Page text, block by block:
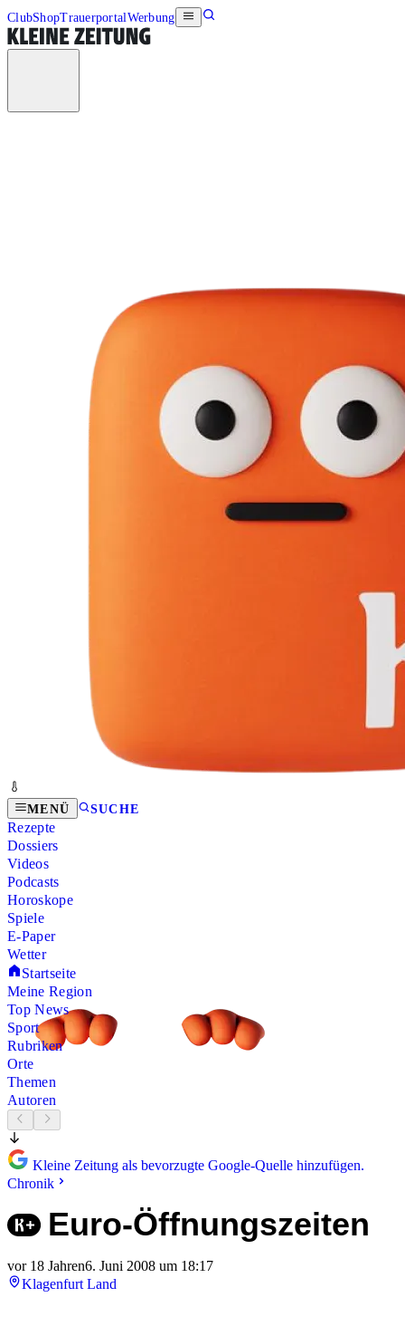
ClubShopTrauerportalWerbung
MENÜ SUCHE
Rezepte
Dossiers
Videos
Podcasts
Horoskope
Spiele
E-Paper
Wetter
Startseite
Meine Region
Top News
Sport
Rubriken
Orte
Themen
Autoren
Kleine Zeitung als bevorzugte Google-Quelle hinzufügen.
Chronik
Euro-Öffnungszeiten
vor 18 Jahren6. Juni 2008 um 18:17
Klagenfurt Land